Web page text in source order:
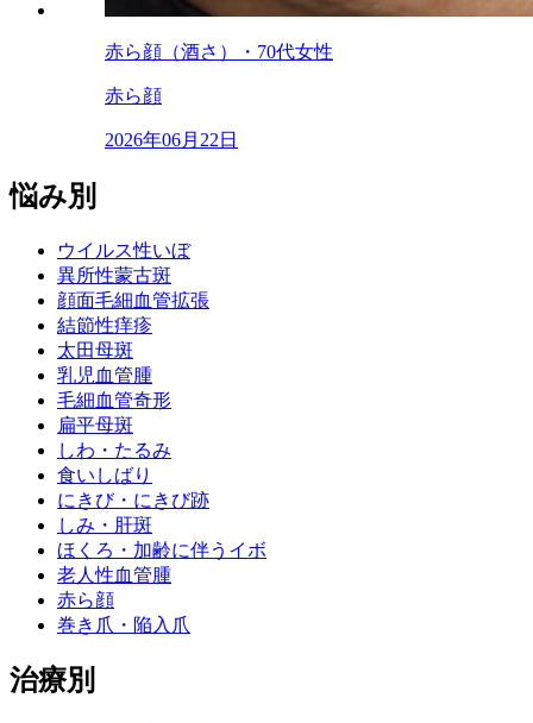
赤ら顔（酒さ）・70代女性
赤ら顔
2026年06月22日
悩み別
ウイルス性いぼ
異所性蒙古斑
顔面毛細血管拡張
結節性痒疹
太田母斑
乳児血管腫
毛細血管奇形
扁平母斑
しわ・たるみ
食いしばり
にきび・にきび跡
しみ・肝斑
ほくろ・加齢に伴うイボ
老人性血管腫
赤ら顔
巻き爪・陥入爪
治療別